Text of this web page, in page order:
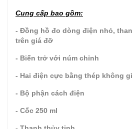
Cung cấp bao gồm:
- Đồng hồ đo dòng điện nhỏ,
trên giá đỡ
- Biến trở với núm chỉnh
- Hai điện cực bằng thép không gỉ
- Bộ phận cách điện
- Cốc 250 ml